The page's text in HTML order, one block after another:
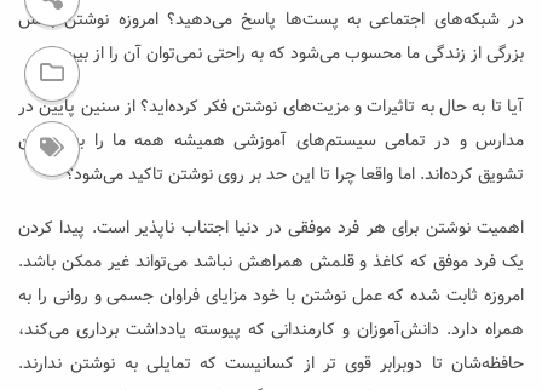
در شبکه‌های اجتماعی به پست‌ها پاسخ می‌دهید؟ امروزه نوشتن بخش
بزرگی از زندگی ما محسوب می‌شود که به راحتی نمی‌توان آن را از بین برد.
آیا تا به حال به تاثیرات و مزیت‌های نوشتن فکر کرده‌اید؟ از سنین پایین در
مدارس و در تمامی سیستم‌های آموزشی همیشه همه ما را به نوشتن
تشویق کرده‌اند. اما واقعا چرا تا این حد بر روی نوشتن تاکید می‌شود؟
اهمیت نوشتن برای هر فرد موفقی در دنیا اجتناب ناپذیر است. پیدا کردن
یک فرد موفق که کاغذ و قلمش همراهش نباشد می‌تواند غیر ممکن باشد.
امروزه ثابت شده که عمل نوشتن با خود مزایای فراوان جسمی و روانی را به
همراه دارد. دانش‌آموزان و کارمندانی که پیوسته یادداشت برداری می‌کند،
حافظه‌شان تا دوبرابر قوی تر از کسانیست که تمایلی به نوشتن ندارند.